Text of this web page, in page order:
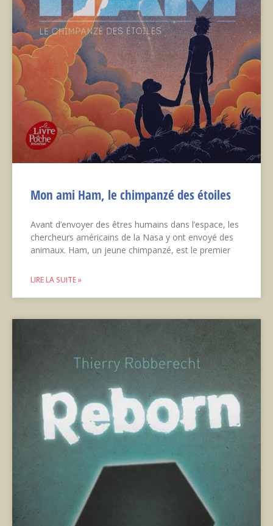
Mon ami Ham, le chimpanzé des étoiles
Avant d’envoyer des êtres humains dans l’espace, les
chercheurs américains de la Nasa y ont envoyé des
animaux. Ham, un jeune chimpanzé, est le premier
LIRE LA SUITE »